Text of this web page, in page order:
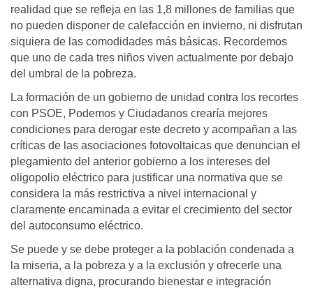
realidad que se refleja en las 1,8 millones de familias que
no pueden disponer de calefacción en invierno, ni disfrutan
siquiera de las comodidades más básicas. Recordemos
que uno de cada tres niños viven actualmente por debajo
del umbral de la pobreza.
La formación de un gobierno de unidad contra los recortes
con PSOE, Podemos y Ciudadanos crearía mejores
condiciones para derogar este decreto y acompañan a las
críticas de las asociaciones fotovoltaicas que denuncian el
plegamiento del anterior gobierno a los intereses del
oligopolio eléctrico para justificar una normativa que se
considera la más restrictiva a nivel internacional y
claramente encaminada a evitar el crecimiento del sector
del autoconsumo eléctrico.
Se puede y se debe proteger a la población condenada a
la miseria, a la pobreza y a la exclusión y ofrecerle una
alternativa digna, procurando bienestar e integración